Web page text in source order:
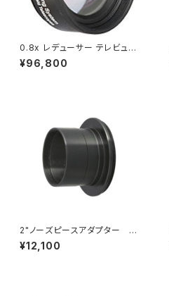
0.8x レデューサー テレビューN
P101、NP101is、NP127is用
¥96,800
2"ノーズピースアダプター テ
レビューNP101、102用
¥12,100